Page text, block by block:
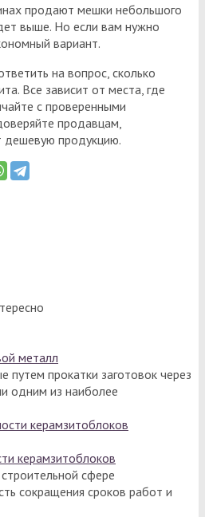
продают мешки небольшого
выше. Но если вам нужно
вариант.
на вопрос, сколько
Все зависит от места, где
с проверенными
продавцам,
дешевую продукцию.
металл
путем прокатки заготовок через
одним из наиболее
керамзитоблоков
сфере
сокращения сроков работ и